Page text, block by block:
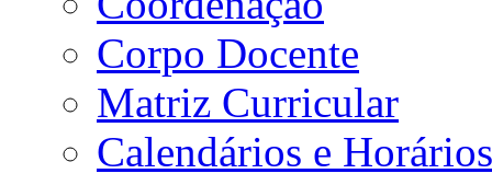
Corpo Docente
Matriz Curricular
Calendários e Horários